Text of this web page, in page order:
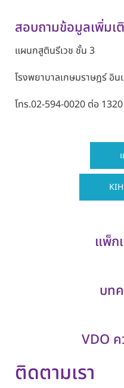
สอบถามข้อมูลเพิ่ม
แผนกสูตินรีเวช ชั้น 3
โรงพยาบาลเกษมราษฎร์ อิ
โทร.02-594-0020 ต่อ
แพ็ก
บท
VDO
ติดตามเรา